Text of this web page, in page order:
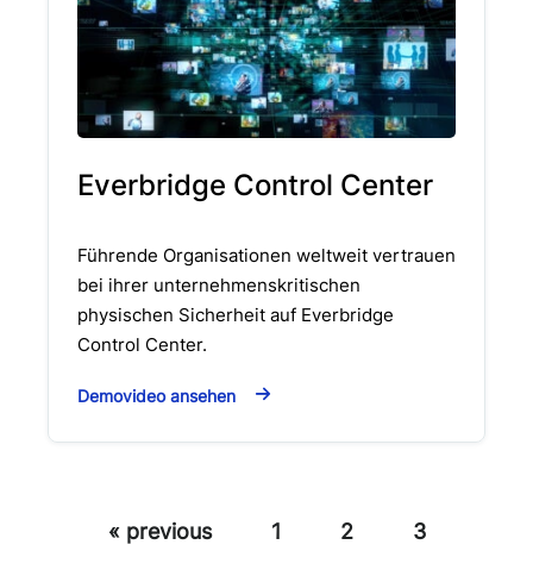
Everbridge Control Center
Führende Organisationen weltweit vertrauen
bei ihrer unternehmenskritischen
physischen Sicherheit auf Everbridge
Control Center.
Demovideo ansehen
« previous 1 2 3